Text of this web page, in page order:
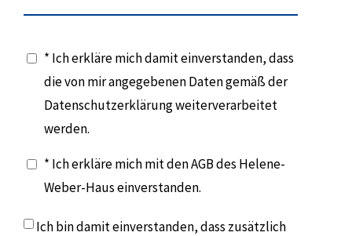
* Ich erkläre mich damit einverstanden, dass
die von mir angegebenen Daten gemäß der
Datenschutzerklärung weiterverarbeitet
werden.
* Ich erkläre mich mit den AGB des Helene-
Weber-Haus einverstanden.
Ich bin damit einverstanden, dass zusätzlich